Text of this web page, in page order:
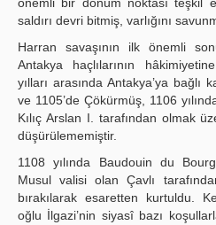
saldırı devri bitmiş, varlığını
Harran savaşının ilk önemli
Antakya haçlılarının
yılları arasında Antakya’ya
ve 1105’de Çökürmüş, 1106
Kılıç Arslan I. tarafından olmak
düşürülememiştir.
1108 yılında Baudouin du
Musul valisi olan Çavlı
bırakılarak esaretten kurtuldu.
oğlu İlgazi’nin siyasî bazı